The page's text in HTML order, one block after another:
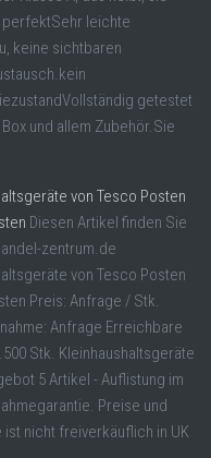
leichte
keine sichtbaren
getestet
und allem Zubehör.Sie
von Tesco Posten
Diesen Artikel finden Sie
zentrum.de
von Tesco Posten
Preis: Anfrage / Stk.
Anfrage Erreichbare
Stk. Kleinhaushaltsgeräte
5 Artikel - Auflistung im
Preise und
ist nicht freiverkäuflich in UK